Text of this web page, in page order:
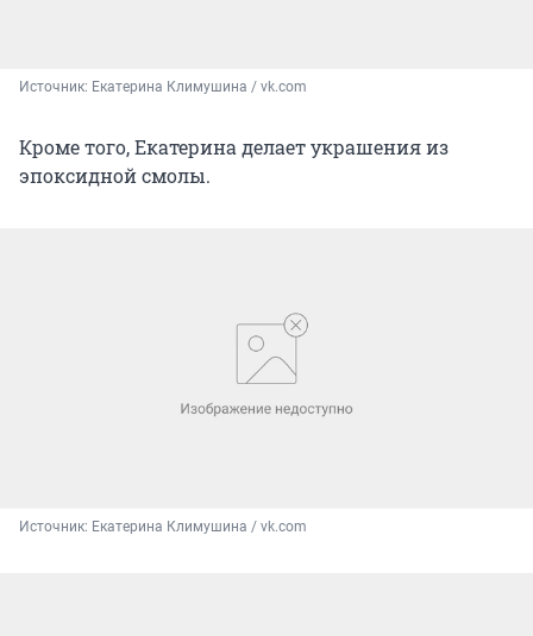
Источник: Екатерина Климушина / vk.com
Кроме того, Екатерина делает украшения из
эпоксидной смолы.
Источник: Екатерина Климушина / vk.com